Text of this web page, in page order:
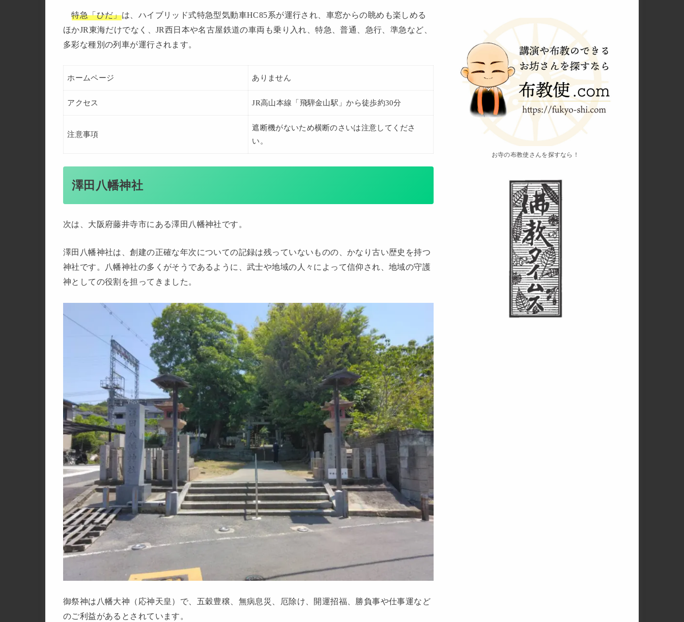
特急「ひだ」は、ハイブリッド式特急型気動車HC85系が運行され、車窓からの眺めも楽しめる
ほかJR東海だけでなく、JR西日本や名古屋鉄道の車両も乗り入れ、特急、普通、急行、準急など、
多彩な種別の列車が運行されます。
ホームページ ありません
アクセス JR高山本線「飛騨金山駅」から徒歩約30分
注意事項
遮断機がないため横断のさいは注意してくださ
い。
澤田八幡神社
次は、大阪府藤井寺市にある澤田八幡神社です。
澤田八幡神社は、創建の正確な年次についての記録は残っていないものの、かなり古い歴史を持つ
神社です。八幡神社の多くがそうであるように、武士や地域の人々によって信仰され、地域の守護
神としての役割を担ってきました。
御祭神は八幡大神（応神天皇）で、五穀豊穣、無病息災、厄除け、開運招福、勝負事や仕事運など
のご利益があるとされています。
お寺の布教使さんを探すなら！